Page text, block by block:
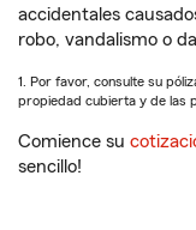
accidentales
robo, vandalismo o
1. Por favor, consulte su
propiedad cubierta y de las
Comience su
sencillo!